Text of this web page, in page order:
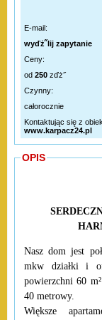
E-mail:
wyďż˝lij zapytanie
Ceny:
od 250 zďż˝
Czynny:
całorocznie
Kontaktując się z
www.karpacz24.pl
OPIS
Nasz dom jest
mkw działki i
powierzchni 60
40 metrowy.
Większe